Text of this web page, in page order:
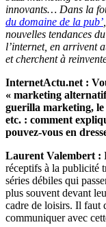
innovants… Dans la
du domaine de la pub’
nouvelles tendances
l’internet, en arrivent
et cherchent à
InternetActu.net :
« marketing
guerilla marketing,
etc. : comment
pouvez-vous en
Laurent Valembert :
réceptifs à la publicité
séries débiles qui
plus souvent devant
cadre de loisirs. Il faut
communiquer avec